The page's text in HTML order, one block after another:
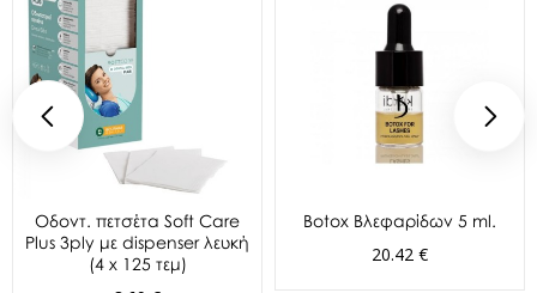
Oδοντ. πετσέτα Soft Care
Plus 3ply με dispenser λευκή
(4 x 125 τεμ)
Botox Βλεφαρίδων 5 ml.
20.42 €